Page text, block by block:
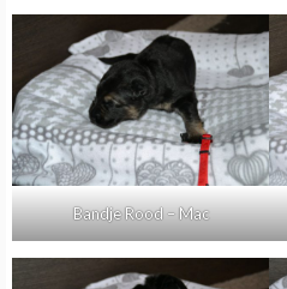
Bandje Rood – Mac